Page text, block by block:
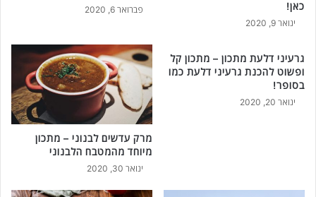
כאן!
ינואר 9, 2020
פברואר 6, 2020
גרעיני דלעת מתכון – מתכון קל
ופשוט להכנת גרעיני דלעת כמו
בסופר!
ינואר 20, 2020
מרק עדשים לבנוני – מתכון
מיוחד מהמטבח הלבנוני
ינואר 30, 2020